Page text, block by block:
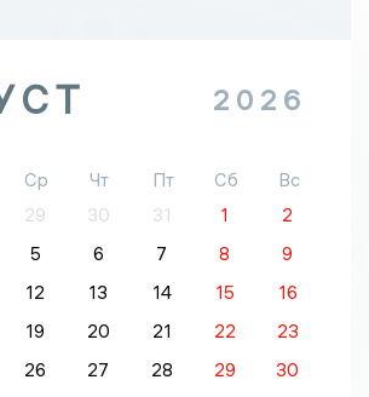
2026
Ср Чт Пт Сб
Вс
29 30 31 1
2
5 6 7 8
9
12 13 14 15
16
19 20 21 22
23
26 27 28 29
30